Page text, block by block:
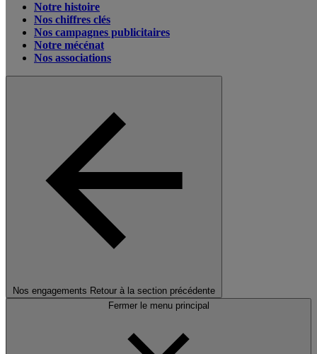
Notre histoire
Nos chiffres clés
Nos campagnes publicitaires
Notre mécénat
Nos associations
Nos engagements Retour à la section précédente
Fermer le menu principal